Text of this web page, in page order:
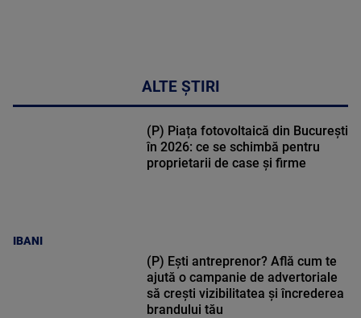
ALTE ȘTIRI
IBANI
(P) Piața fotovoltaică din București
în 2026: ce se schimbă pentru
proprietarii de case și firme
(P) Ești antreprenor? Află cum te
ajută o campanie de advertoriale
să crești vizibilitatea și încrederea
brandului tău